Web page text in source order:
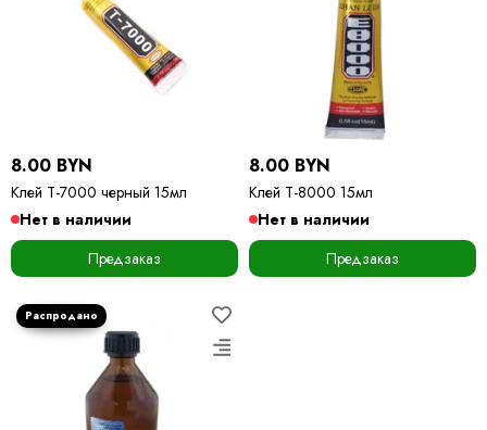
8.00 BYN
Клей Т-7000 черный 15мл
Нет в наличии
Предзаказ
8.00 BYN
Клей Т-8000 15мл
Нет в наличии
Предзаказ